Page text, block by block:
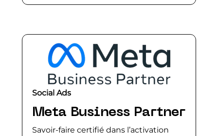
Social Ads
Meta Business Partner
Savoir-faire certifié dans l’activation